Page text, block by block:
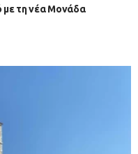
τη νέα Μονάδα